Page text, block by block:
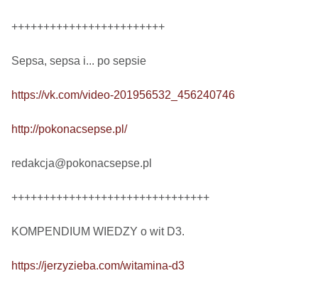
++++++++++++++++++++++++
Sepsa, sepsa i... po sepsie
https://vk.com/video-201956532_456240746
http://pokonacsepse.pl/
redakcja@pokonacsepse.pl
+++++++++++++++++++++++++++++++
KOMPENDIUM WIEDZY o wit D3.
https://jerzyzieba.com/witamina-d3